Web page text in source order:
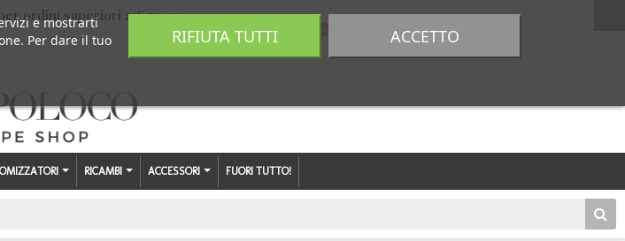
ordini superiori a € 59,00
0,00 €
RICAMBI ACCESSORI FUORI TUTTO!
e mostrarti
Per dare il tuo
RIFIUTA TUTTI ACCETTO